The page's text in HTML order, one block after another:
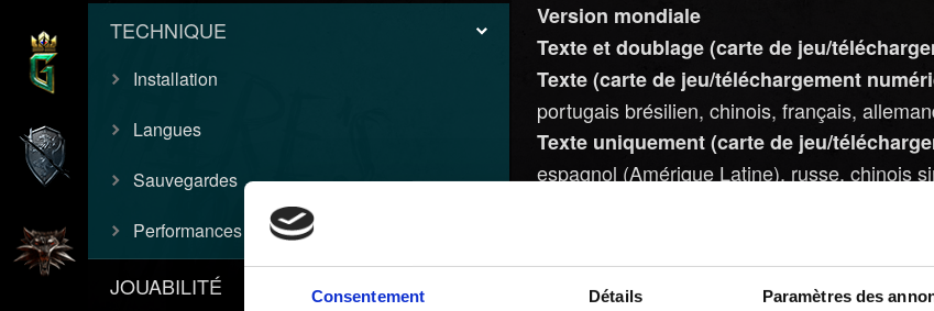
Consentement Détails Paramètres des
TECHNIQUE
Installation
Langues
Sauvegardes
Performances
JOUABILITÉ
Version mondiale
Texte et doublage (carte de jeu/
Texte (carte de jeu/téléchargement
portugais brésilien, chinois, français,
Texte uniquement (carte de jeu/
espagnol (Amérique Latine), russe, chinois
Texte et doublage (carte de jeu/
Texte (carte de jeu/téléchargement